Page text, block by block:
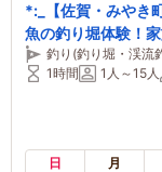
*:_【佐賀・みやき
魚の釣り堀体験！
り・お子さまにオ
釣り(釣り堀・渓流
1時間
1人～15人
日 月